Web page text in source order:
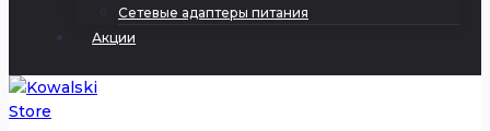
Сетевые адаптеры питания
Акции